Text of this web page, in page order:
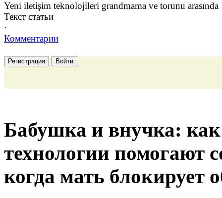
Yeni iletişim teknolojileri grandmama ve torunu arasında
Текст статьи
·
Комментарии
Регистрация Войти
Бабушка и внучка:
технологии помогают
когда мать блокирует